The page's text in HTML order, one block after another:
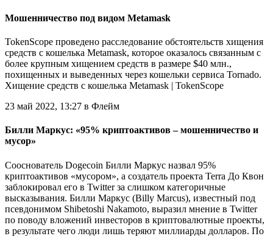
Мошенничество под видом Metamask
TokenScope проведено расследование обстоятельств хищения
средств с кошелька Metamask, которое оказалось связанным с
более крупным хищением средств в размере $40 млн.,
похищенных и выведенных через кошельки сервиса Tornado.
Хищение средств с кошелька Metamask | TokenScope
23 май 2022, 13:27 в Флейм
Билли Маркус: «95% криптоактивов – мошенничество и
мусор»
Сооснователь Dogecoin Билли Маркус назвал 95%
криптоактивов «мусором», а создатель проекта Terra До Квон
заблокировал его в Twitter за слишком категоричные
высказывания. Билли Маркус (Billy Marcus), известный под
псевдонимом Shibetoshi Nakamoto, выразил мнение в Twitter
по поводу вложений инвесторов в криптовалютные проекты,
в результате чего люди лишь теряют миллиарды долларов. По